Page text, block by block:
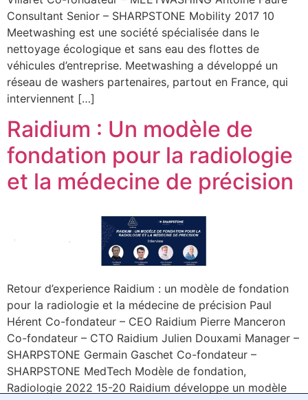
Consultant Senior – SHARPSTONE Mobility 2017 10
Meetwashing est une société spécialisée dans le
nettoyage écologique et sans eau des flottes de
véhicules d’entreprise. Meetwashing a développé un
réseau de washers partenaires, partout en France, qui
interviennent […]
Raidium : Un modèle de
fondation pour la radiologie
et la médecine de précision
Retour d’experience Raidium : un modèle de fondation
pour la radiologie et la médecine de précision Paul
Hérent Co-fondateur – CEO Raidium Pierre Manceron
Co-fondateur – CTO Raidium Julien Douxami Manager –
SHARPSTONE Germain Gaschet Co-fondateur –
SHARPSTONE MedTech Modèle de fondation,
Radiologie 2022 15-20 Raidium développe un modèle